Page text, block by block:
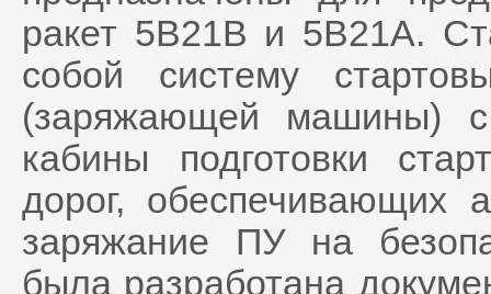
ракет 5В21В и 5В21А.
собой систему
(заряжающей машины)
кабины подготовки
дорог, обеспечивающих
заряжание ПУ на
была разработана